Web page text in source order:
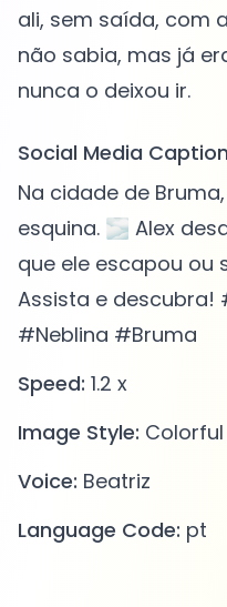
ali, sem saída, com
não sabia, mas já
Social Media
Na cidade de
esquina. 🌫️ Alex
que ele escapou ou
Assista e descubra!
#Neblina #Bruma
Speed: 1.2 x
Image Style:
Voice: Beatriz
Language Code: pt